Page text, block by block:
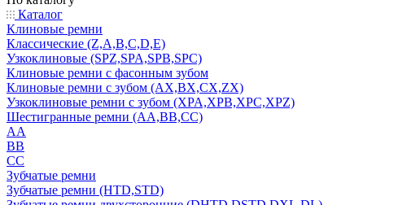
Каталог
Клиновые ремни
Классические (Z,A,B,C,D,E)
Узкоклиновые (SPZ,SPA,SPB,SPC)
Клиновые ремни с фасонным зубом
Клиновые ремни с зубом (AX,BX,CX,ZX)
Узкоклиновые ремни с зубом (XPA,XPB,XPC,XPZ)
Шестигранные ремни (AA,BB,CC)
AA
BB
CC
Зубчатые ремни
Зубчатые ремни (HTD,STD)